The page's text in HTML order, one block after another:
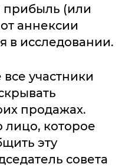
прибыль (или
аннексии
в исследовании.
участники
продажах.
которое
эту
совета